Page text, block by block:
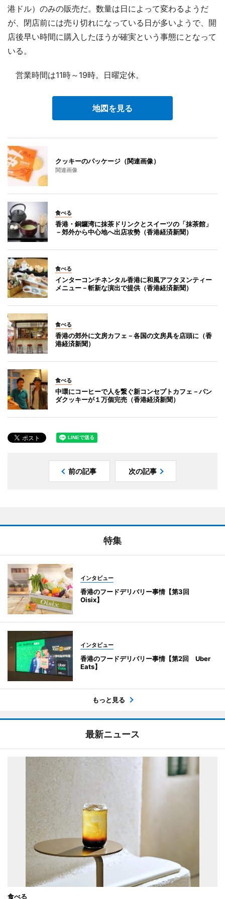
港ドル）のみの販売だ。数量は日によって変わるようだ
が、閉店前には売り切れになっている日が多いようで、開
店後早い時間に購入したほうが確実という事態にとなって
いる。
営業時間は11時～19時。日曜定休。
地図を見る
クッキーのパッケージ（関連画像）
関連画像
食べる
香港・銅鑼湾に抹茶ドリンクとスイーツの「抹茶館」
－郊外から中心地へ出店攻勢（香港経済新聞）
食べる
インターコンチネンタル香港に和風アフタヌンティー
メニュー－斬新な演出で提供（香港経済新聞）
食べる
香港の郊外に文房カフェ－各国の文房具を店頭に（香
港経済新聞）
食べる
中環にコーヒーで人を繋ぐ新コンセプトカフェ－パン
ダクッキーが１万個完売（香港経済新聞）
前の記事 次の記事
特集
インタビュー
香港のフードデリバリー事情【第3回
Oisix】
インタビュー
香港のフードデリバリー事情【第2回 Uber
Eats】
もっと見る
最新ニュース
食べる